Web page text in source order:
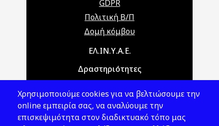
GDPR
Πολιτική Β/Π
Δομή κόμβου
Main navigationΕΛ.ΙΝ.Υ.Α.Ε.
Δραστηριότητες
Νομοθεσία
Εκδόσεις
Χρησιμοποιούμε cookies για να βελτιώσουμε την
online εμπειρία σας, να αναλύουμε την
επισκεψιμότητα στον διαδικτυακό τόπο μας